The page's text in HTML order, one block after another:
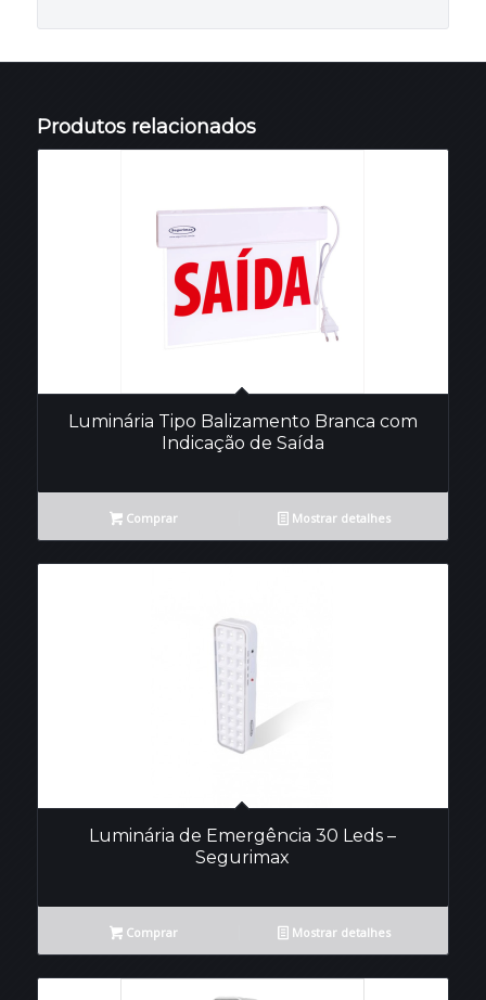
Produtos relacionados
Luminária Tipo Balizamento Branca com
Indicação de Saída
Comprar Mostrar detalhes
Luminária de Emergência 30 Leds –
Segurimax
Comprar Mostrar detalhes